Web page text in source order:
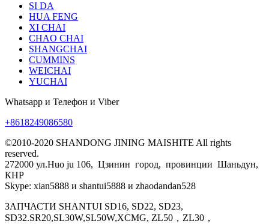
SI DA
HUA FENG
XI CHAI
CHAO CHAI
SHANGCHAI
CUMMINS
WEICHAI
YUCHAI
Whatsapp и Телефон и Viber
+8618249086580
©2010-2020 SHANDONG JINING MAISHITE All rights
reserved.
272000 ул.Huo ju 106, Цзинин город, провинции Шаньдун,
КНР
Skype: xian5888 и shantui5888 и zhaodandan528
ЗАПЧАСТИ SHANTUI SD16, SD22, SD23,
SD32.SR20,SL30W,SL50W,XCMG, ZL50，ZL30，